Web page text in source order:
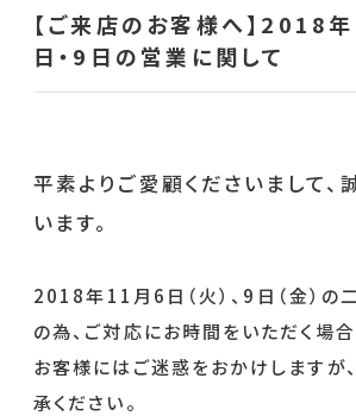
【ご来店のお客様へ】2018
日・9日の営業に関して
平素よりご愛顧くださいまして、
います。
2018年11月6日（火）、9日（金）の
の為、ご対応にお時間をいただく場合
お客様にはご迷惑をおかけしますが
承ください。